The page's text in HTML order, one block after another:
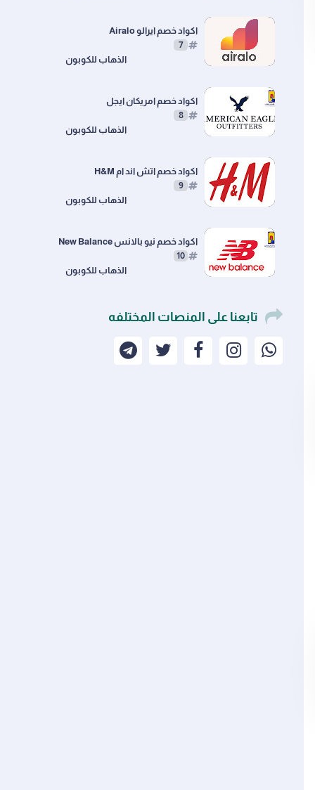
اكواد خصم ايرالو ‎ Airalo
7
اكواد خصم امريكان ايجل
8
اكواد خصم اتش اند ام H&M
9
اكواد خصم نيو بالانس New Balance
10
تابعنا على المنصات المختلفه